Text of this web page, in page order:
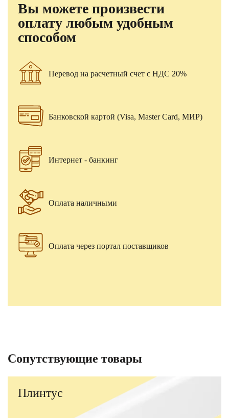
Вы можете произвести
оплату любым удобным
способом
Перевод на расчетный счет с НДС 20%
Банковской картой (Visa, Master Card, МИР)
Интернет - банкинг
Оплата наличными
Оплата через портал поставщиков
Сопутствующие товары
Плинтус